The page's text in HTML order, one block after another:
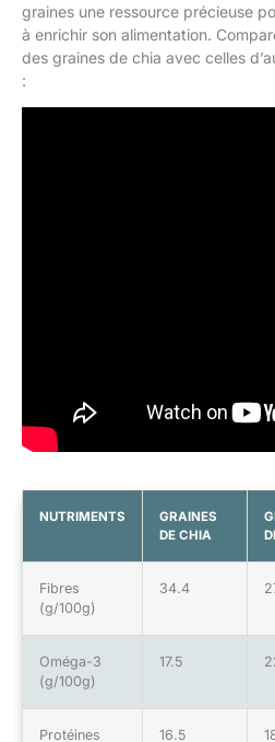
graines une ressource précieuse
à enrichir son alimentation.
des graines de chia avec celles
:
NUTRIMENTS
GRAINES
DE CHIA
Fibres
(g/100g)
34.4
Oméga-3
(g/100g)
17.5
Protéines
16.5